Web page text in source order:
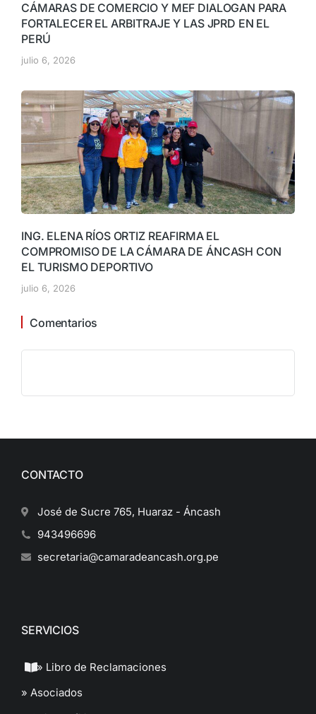
CÁMARAS DE COMERCIO Y MEF DIALOGAN PARA
FORTALECER EL ARBITRAJE Y LAS JPRD EN EL
PERÚ
julio 6, 2026
ING. ELENA RÍOS ORTIZ REAFIRMA EL
COMPROMISO DE LA CÁMARA DE ÁNCASH CON
EL TURISMO DEPORTIVO
julio 6, 2026
Comentarios
CONTACTO
José de Sucre 765, Huaraz - Áncash
943496696
secretaria@camaradeancash.org.pe
SERVICIOS
» Libro de Reclamaciones
» Asociados